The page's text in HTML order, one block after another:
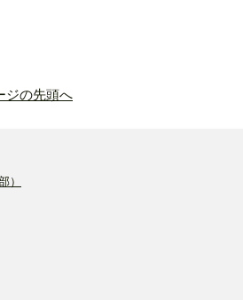
ジの先頭へ
）